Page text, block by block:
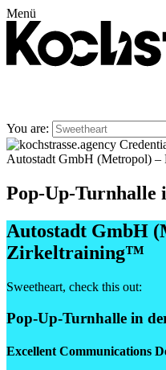
Menü
You are:
Pop-Up-Turnhalle
Autostadt GmbH
Zirkeltraining™
Sweetheart, check this out:
Pop-Up-Turnhalle in
Excellent Communications